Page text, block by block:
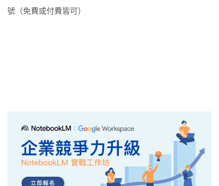
號（免費或付費皆可）